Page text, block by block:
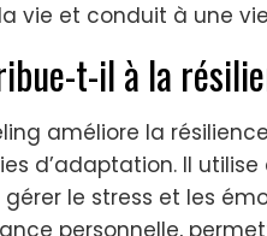
vie et conduit à une
t-il à la
améliore la
d’adaptation. Il
le stress et les